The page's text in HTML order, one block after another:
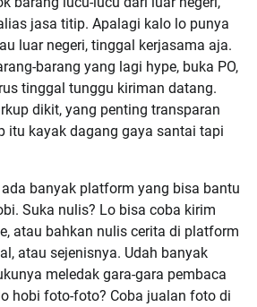
jasa titip. Apalagi kalo lo punya
luar negeri, tinggal kerjasama aja.
barang yang lagi hype, buka PO,
tinggal tunggu kiriman datang.
dikit, yang penting transparan
itu kayak dagang gaya santai tapi
banyak platform yang bisa bantu
Suka nulis? Lo bisa coba kirim
atau bahkan nulis cerita di platform
atau sejenisnya. Udah banyak
meledak gara-gara pembaca
hobi foto-foto? Coba jualan foto di